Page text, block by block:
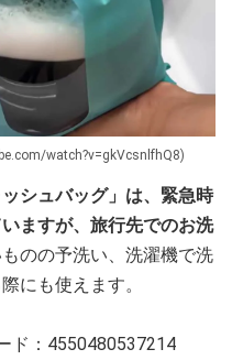
watch?v=gkVcsnlfhQ8)
シュバッグ」は、緊急時
ますが、旅行先でのお洗
のの予洗い、洗濯機で洗
にも使えます。
ド：4550480537214